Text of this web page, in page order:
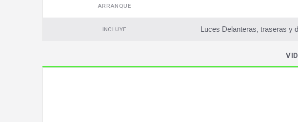
ARRANQUE
INCLUYE Luces Delanteras, traseras y